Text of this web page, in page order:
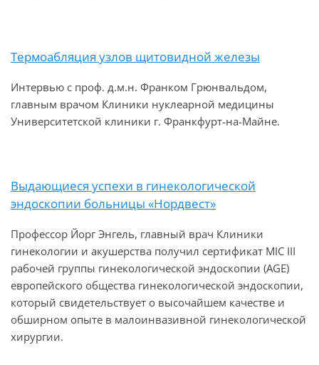
Термоабляция узлов щитовидной железы
Интервью с проф. д.м.н. Франком Грюнвальдом,
главным врачом Клиники нуклеарной медицины
Университетской клиники г. Франкфурт-на-Майне.
Выдающиеся успехи в гинекологической
эндоскопии больницы «Нордвест»
Профессор Йорг Энгель, главный врач Клиники
гинекологии и акушерства получил сертификат MIC III
рабочей группы гинекологической эндоскопии (AGE)
европейского общества гинекологической эндоскопии,
который свидетельствует о высочайшем качестве и
обширном опыте в малоинвазивной гинекологической
хирургии.